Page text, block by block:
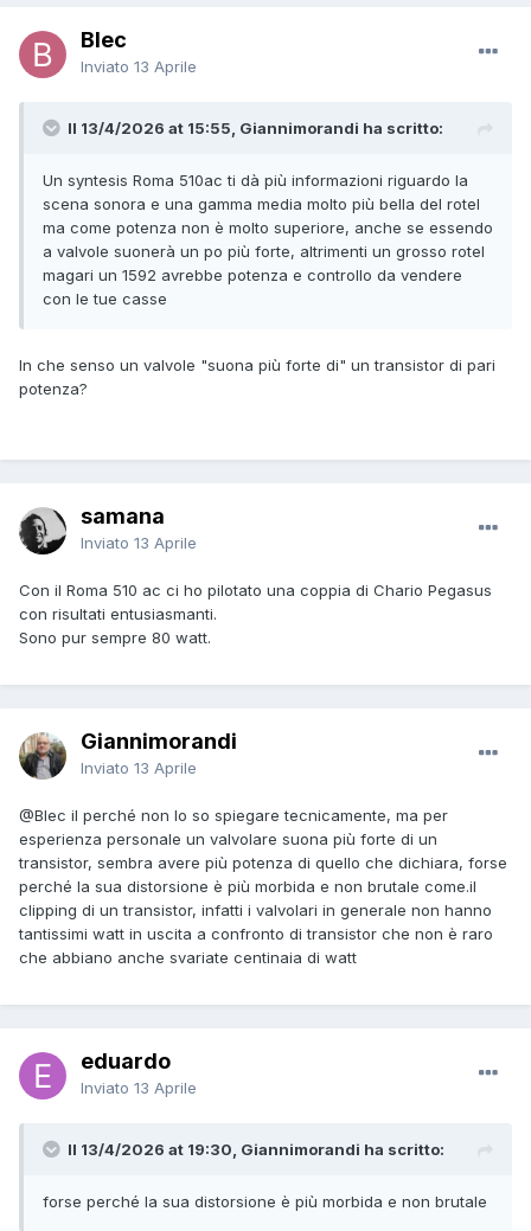
Blec
Inviato 13 Aprile
Il 13/4/2026 at 15:55, Giannimorandi ha scritto:
Un syntesis Roma 510ac ti dà più informazioni riguardo la
scena sonora e una gamma media molto più bella del rotel
ma come potenza non è molto superiore, anche se essendo
a valvole suonerà un po più forte, altrimenti un grosso rotel
magari un 1592 avrebbe potenza e controllo da vendere
con le tue casse
In che senso un valvole "suona più forte di" un transistor di pari
potenza?
samana
Inviato 13 Aprile
Con il Roma 510 ac ci ho pilotato una coppia di Chario Pegasus
con risultati entusiasmanti.
Sono pur sempre 80 watt.
Giannimorandi
Inviato 13 Aprile
@Blec il perché non lo so spiegare tecnicamente, ma per
esperienza personale un valvolare suona più forte di un
transistor, sembra avere più potenza di quello che dichiara, forse
perché la sua distorsione è più morbida e non brutale come.il
clipping di un transistor, infatti i valvolari in generale non hanno
tantissimi watt in uscita a confronto di transistor che non è raro
che abbiano anche svariate centinaia di watt
eduardo
Inviato 13 Aprile
Il 13/4/2026 at 19:30, Giannimorandi ha scritto:
forse perché la sua distorsione è più morbida e non brutale